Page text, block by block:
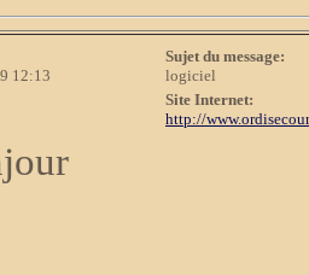
12:13
Sujet du message:
logiciel
Site Internet:
http://